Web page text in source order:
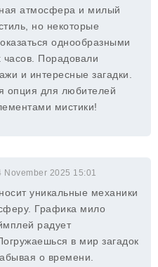
атмосфера и милый
но некоторые
однообразными
часов. Порадовали
и интересные загадки.
опция для любителей
мистики!
November 2025 15:01
уникальные механики
Графика мило
радует
в мир загадок
о времени.